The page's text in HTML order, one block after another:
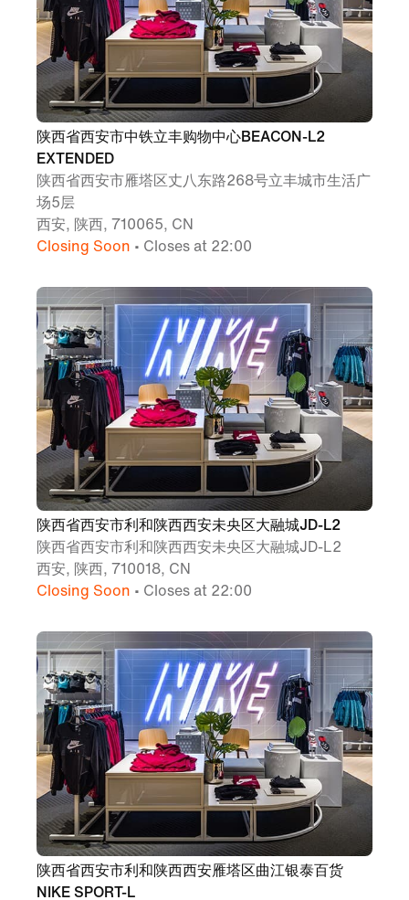
陕西省西安市中铁立丰购物中心BEACON-L2
EXTENDED
陕西省西安市雁塔区丈八东路268号立丰城市生活广
场5层
西安, 陕西, 710065, CN
Closing Soon • Closes at 22:00
陕西省西安市利和陕西西安未央区大融城JD-L2
陕西省西安市利和陕西西安未央区大融城JD-L2
西安, 陕西, 710018, CN
Closing Soon • Closes at 22:00
陕西省西安市利和陕西西安雁塔区曲江银泰百货
NIKE SPORT-L